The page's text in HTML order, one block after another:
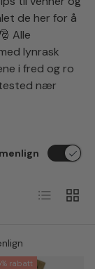
de her for å
Alle
lynrask
i fred og ro
nær
Liste
rabatt